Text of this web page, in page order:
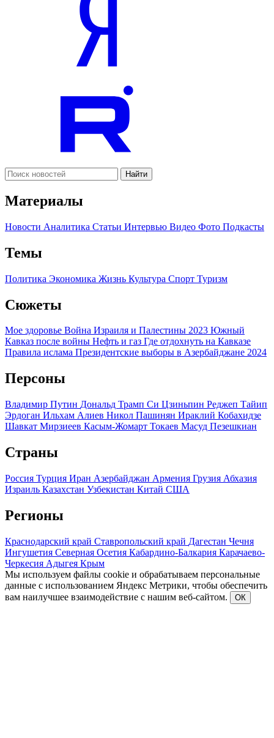
Найти
Материалы
Новости Аналитика Статьи Интервью Видео Фото Подкасты
Темы
Политика Экономика Жизнь Культура Спорт Туризм
Сюжеты
Мое здоровье Война Израиля и Палестины 2023 Южный
Кавказ после войны Нефть и газ Где отдохнуть на Кавказе
Правила ислама Президентские выборы в Азербайджане 2024
Персоны
Владимир Путин Дональд Трамп Си Цзиньпин Реджеп Тайип
Эрдоган Ильхам Алиев Никол Пашинян Ираклий Кобахидзе
Шавкат Мирзиеев Касым-Жомарт Токаев Масуд Пезешкиан
Страны
Россия Турция Иран Азербайджан Армения Грузия Абхазия
Израиль Казахстан Узбекистан Китай США
Регионы
Краснодарский край Ставропольский край Дагестан Чечня
Ингушетия Северная Осетия Кабардино-Балкария Карачаево-
Черкесия Адыгея Крым
Мы используем файлы cookie и обрабатываем персональные
данные с использованием Яндекс Метрики, чтобы обеспечить
вам наилучшее взаимодействие с нашим веб-сайтом.
ОК